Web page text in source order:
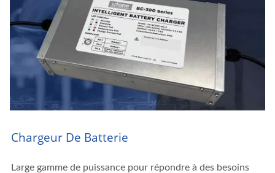
Chargeur De Batterie
Large gamme de puissance pour répondre à des besoins